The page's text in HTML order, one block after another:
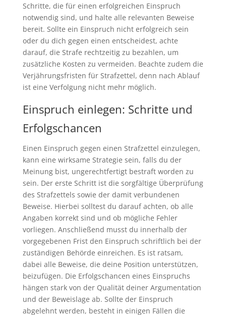
Schritte, die für einen erfolgreichen Einspruch
notwendig sind, und halte alle relevanten Beweise
bereit. Sollte ein Einspruch nicht erfolgreich sein
oder du dich gegen einen entscheidest, achte
darauf, die Strafe rechtzeitig zu bezahlen, um
zusätzliche Kosten zu vermeiden. Beachte zudem die
Verjährungsfristen für Strafzettel, denn nach Ablauf
ist eine Verfolgung nicht mehr möglich.
Einspruch einlegen: Schritte und
Erfolgschancen
Einen Einspruch gegen einen Strafzettel einzulegen,
kann eine wirksame Strategie sein, falls du der
Meinung bist, ungerechtfertigt bestraft worden zu
sein. Der erste Schritt ist die sorgfältige Überprüfung
des Strafzettels sowie der damit verbundenen
Beweise. Hierbei solltest du darauf achten, ob alle
Angaben korrekt sind und ob mögliche Fehler
vorliegen. Anschließend musst du innerhalb der
vorgegebenen Frist den Einspruch schriftlich bei der
zuständigen Behörde einreichen. Es ist ratsam,
dabei alle Beweise, die deine Position unterstützen,
beizufügen. Die Erfolgschancen eines Einspruchs
hängen stark von der Qualität deiner Argumentation
und der Beweislage ab. Sollte der Einspruch
abgelehnt werden, besteht in einigen Fällen die